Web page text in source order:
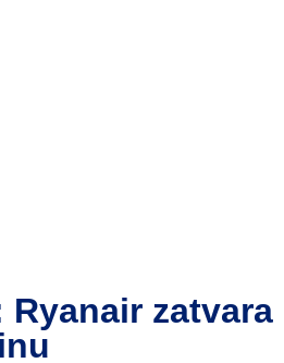
Ryanair zatvara